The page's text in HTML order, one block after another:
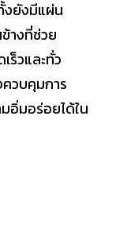
งยังมีแผ่น
างที่ช่วย
ร็วและทั่ว
วบคุมการ
อิ่มอร่อยได้ใน